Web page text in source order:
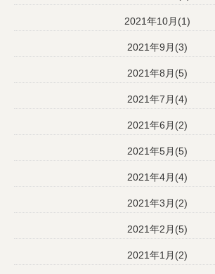
2021年10月(1)
2021年9月(3)
2021年8月(5)
2021年7月(4)
2021年6月(2)
2021年5月(5)
2021年4月(4)
2021年3月(2)
2021年2月(5)
2021年1月(2)